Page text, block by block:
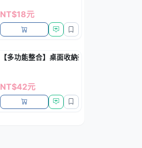
NT$18元
【多功能整合】桌面收納架 - 手機筆筒化妝品
NT$42元